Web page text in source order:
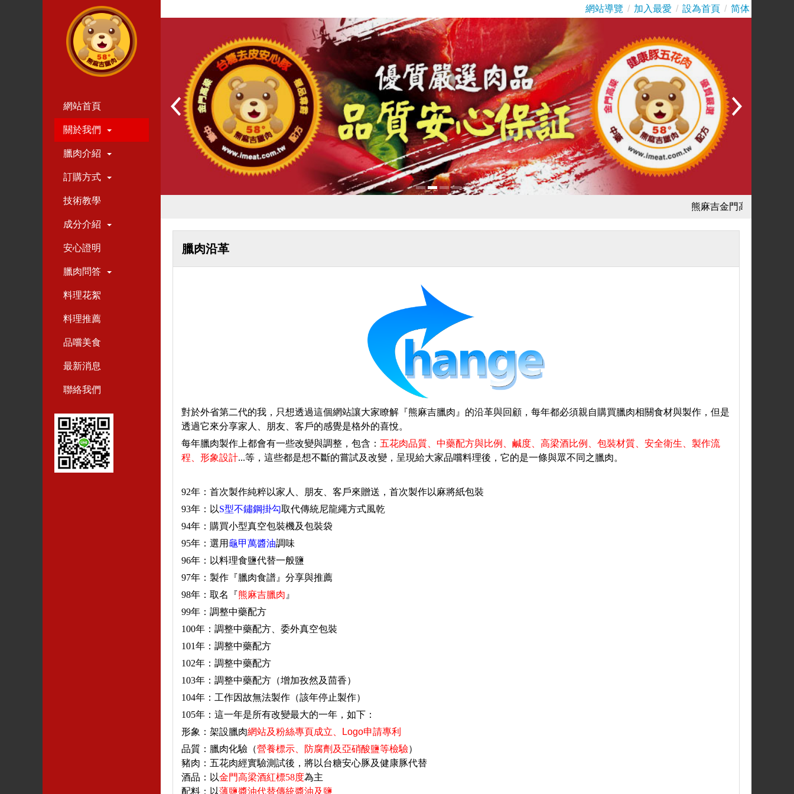
網站首頁
關於我們
臘肉介紹
訂購方式
技術教學
成分介紹
安心證明
臘肉問答
料理花絮
料理推薦
品嚐美食
最新消息
聯絡我們
網站導覽 / 加入最愛 / 設為首頁 / 简体
熊麻吉金門高梁臘肉：
臘肉沿革
對於外省第二代的我，只想透過這個網站讓大家瞭解『熊麻吉臘肉』的沿革與回顧，每年都必須親自購買臘肉相關食材與製作，但是
透過它來分享家人、朋友、客戶的感覺是格外的喜悅。
每年臘肉製作上都會有一些改變與調整 ， 包含 ： 五花肉品質 中藥配方與比例 鹹度 高梁酒比例 包裝材質 、安全衛生、製作流
程、 形象設計...等 ， 這些都是想不斷的嘗試及改變 ， 呈現給大家品嚐料理後 ， 它的是一條與眾不同之臘肉。
92年 ： 首次製作純粹以家人 朋友 客戶來贈送 ， 首次製作以麻將紙包裝
93年 ： 以S型不鏽鋼掛勾取代傳統尼龍繩方式風乾
94年 ： 購買小型真空包裝機及包裝袋
95年 ： 選用龜甲萬醬油調味
96年 ： 以料理食鹽代替一般鹽
97年 ： 製作『臘肉食譜』分享與推薦
98年 ： 取名『熊麻吉臘肉 』
99年 ： 調整中藥配方
100年 ： 調整中藥配方
委外真空包裝
101年 ： 調整中藥配方
102年 ： 調整中藥配方
103年 ： 調整中藥配方（增加孜然及茴香）
104年 ： 工作因故無法製作 （該年停止製作）
105年 ： 這一年是所有改變最大的一年 ，如下：
形象 ： 架設臘肉網站及粉絲專頁成立 Logo申請專利
品質 ： 臘肉化驗（營養標示 防腐劑及亞硝酸鹽等檢驗）
豬肉 ： 五花肉經實驗測試後 ， 將以台糖安心豚及健康豚代替
酒品 ： 以金門高梁酒紅標58度為主
配料 ： 以薄鹽醬油代替傳統醬油及鹽